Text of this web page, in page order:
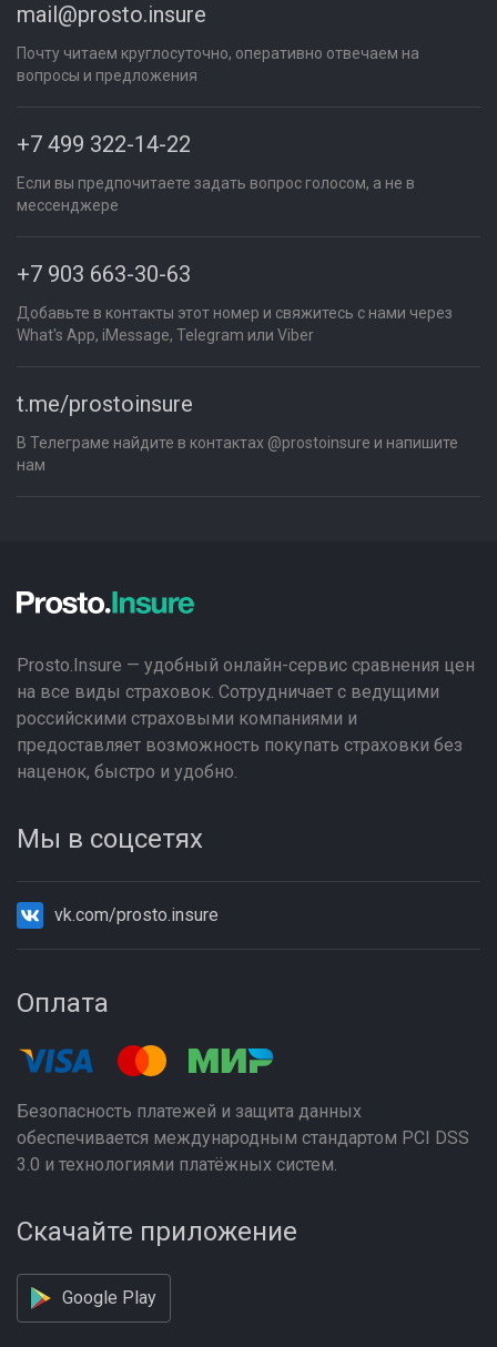
mail@prosto.insure
Почту читаем круглосуточно, оперативно отвечаем на
вопросы и предложения
+7 499 322-14-22
Если вы предпочитаете задать вопрос голосом, а не в
мессенджере
+7 903 663-30-63
Добавьте в контакты этот номер и свяжитесь с нами через
What's App, iMessage, Telegram или Viber
t.me/prostoinsure
В Телеграме найдите в контактах @prostoinsure и напишите
нам
Prosto.Insure — удобный онлайн-сервис сравнения цен
на все виды страховок. Сотрудничает с ведущими
российскими страховыми компаниями и
предоставляет возможность покупать страховки без
наценок, быстро и удобно.
Мы в соцсетях
vk.com/prosto.insure
Оплата
Безопасность платежей и защита данных
обеспечивается международным стандартом PCI DSS
3.0 и технологиями платёжных систем.
Скачайте приложение
Google Play